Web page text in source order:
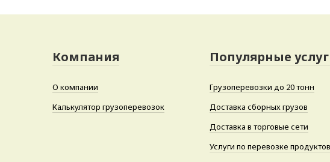
Компания
О компании
Калькулятор грузоперевозок
Популярные
Грузоперевозки до 20 тонн
Доставка сборных грузов
Доставка в торговые сети
Услуги по перевозке продуктов